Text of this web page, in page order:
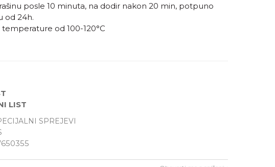
SPREJEVI
posle 10 minuta, na dodir nakon 20 min, potpuno
od 24h.
od 100-120°C
LIST